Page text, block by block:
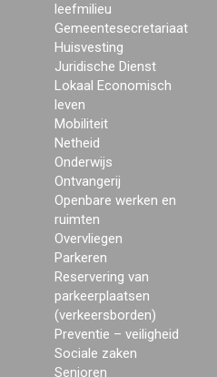
leefmilieu
Gemeentesecretariaat
Huisvesting
Juridische Dienst
Lokaal Economisch
leven
Mobiliteit
Netheid
Onderwijs
Ontvangerij
Openbare werken en
ruimten
Overvliegen
Parkeren
Reservering van
parkeerplaatsen
(verkeersborden)
Preventie – veiligheid
Sociale zaken
Senioren